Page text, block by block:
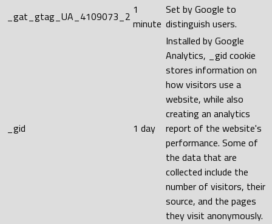
_gat_gtag_UA_4109073_2 1
minute
Set by Google to
distinguish users.
_gid 1 day
Installed by Google
Analytics, _gid cookie
stores information on
how visitors use a
website, while also
creating an analytics
report of the website's
performance. Some of
the data that are
collected include the
number of visitors, their
source, and the pages
they visit anonymously.